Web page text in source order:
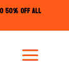
50% OFF ALL